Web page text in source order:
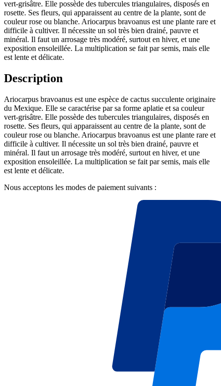
vert-grisâtre. Elle possède des tubercules triangulaires, disposés en
rosette. Ses fleurs, qui apparaissent au centre de la plante, sont de
couleur rose ou blanche. Ariocarpus bravoanus est une plante rare et
difficile à cultiver. Il nécessite un sol très bien drainé, pauvre et
minéral. Il faut un arrosage très modéré, surtout en hiver, et une
exposition ensoleillée. La multiplication se fait par semis, mais elle
est lente et délicate.
Description
Ariocarpus bravoanus est une espèce de cactus succulente originaire
du Mexique. Elle se caractérise par sa forme aplatie et sa couleur
vert-grisâtre. Elle possède des tubercules triangulaires, disposés en
rosette. Ses fleurs, qui apparaissent au centre de la plante, sont de
couleur rose ou blanche. Ariocarpus bravoanus est une plante rare et
difficile à cultiver. Il nécessite un sol très bien drainé, pauvre et
minéral. Il faut un arrosage très modéré, surtout en hiver, et une
exposition ensoleillée. La multiplication se fait par semis, mais elle
est lente et délicate.
Nous acceptons les modes de paiement suivants :